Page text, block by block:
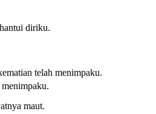
diriku.
telah menimpaku.
maut.